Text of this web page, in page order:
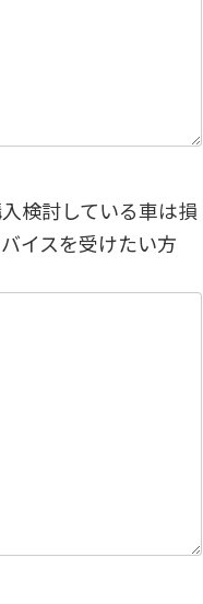
検討している車は損
イスを受けたい方